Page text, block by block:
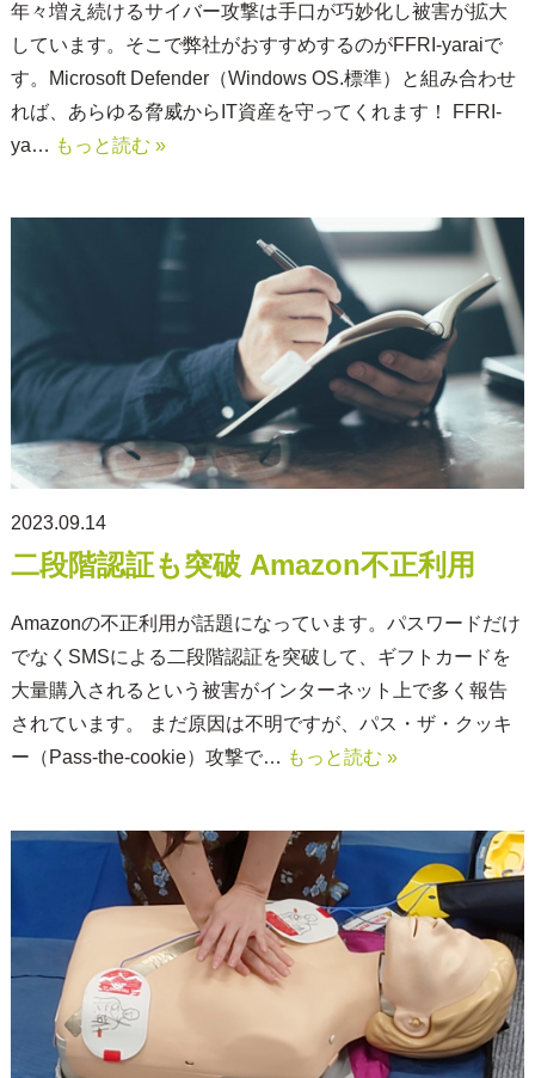
年々増え続けるサイバー攻撃は手口が巧妙化し被害が拡大
しています。そこで弊社がおすすめするのがFFRI-yaraiで
す。Microsoft Defender（Windows OS.標準）と組み合わせ
れば、あらゆる脅威からIT資産を守ってくれます！ FFRI-
ya… もっと読む »
2023.09.14
二段階認証も突破 Amazon不正利用
Amazonの不正利用が話題になっています。パスワードだけ
でなくSMSによる二段階認証を突破して、ギフトカードを
大量購入されるという被害がインターネット上で多く報告
されています。 まだ原因は不明ですが、パス・ザ・クッキ
ー（Pass-the-cookie）攻撃で… もっと読む »